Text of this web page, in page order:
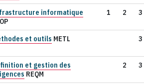
informatique
1 2 3
et outils METL 3
et gestion des
REQM
2 3